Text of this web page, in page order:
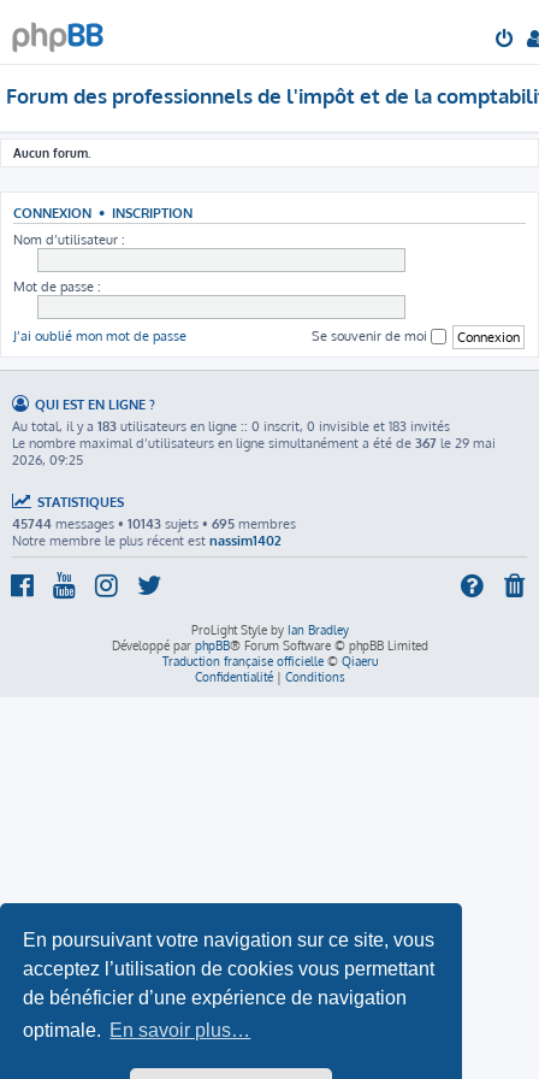
En poursuivant votre navigation sur ce site, vous
acceptez l’utilisation de cookies vous permettant
de bénéficier d’une expérience de navigation
optimale. En savoir plus…
Forum des professionnels de l'impôt et de la
Aucun forum.
CONNEXION • INSCRIPTION
Nom d’utilisateur :
Mot de passe :
J’ai oublié mon mot de passe Se souvenir de moi
QUI EST EN LIGNE ?
Au total, il y a 183 utilisateurs en ligne :: 0 inscrit, 0 invisible et 183 invités
Le nombre maximal d’utilisateurs en ligne simultanément a été de 367 le 29 mai
2026, 09:25
STATISTIQUES
45744 messages • 10143 sujets • 695 membres
Notre membre le plus récent est nassim1402
ProLight Style by Ian Bradley
Développé par phpBB® Forum Software © phpBB Limited
Traduction française officielle© Qiaeru
Confidentialité| Conditions